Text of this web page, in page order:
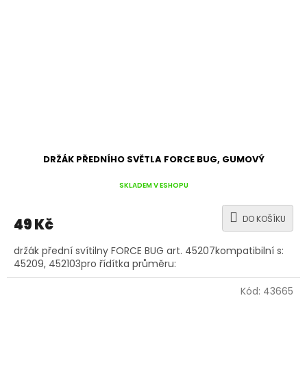
DRŽÁK PŘEDNÍHO SVĚTLA FORCE BUG, GUMOVÝ
SKLADEM V ESHOPU
49 Kč DO KOŠÍKU
držák přední svítilny FORCE BUG art. 45207kompatibilní s:
45209, 452103pro řídítka průměru:
Kód: 43665